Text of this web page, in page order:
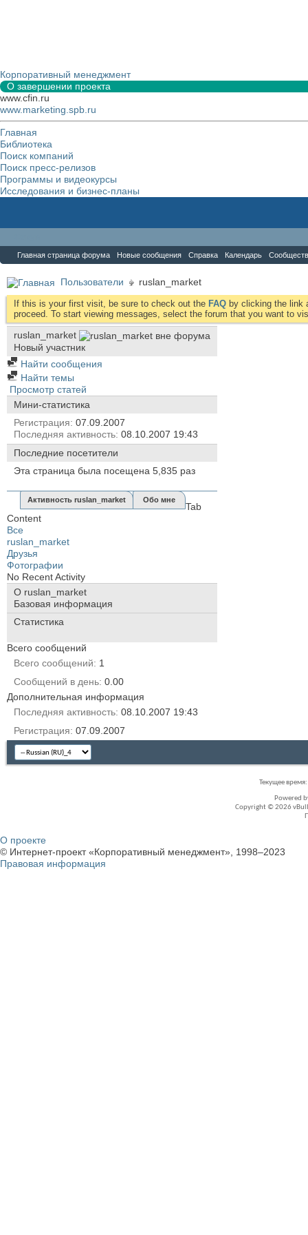
Корпоративный менеджмент
О завершении проекта
www.cfin.ru
www.marketing.spb.ru
Главная
Библиотека
Поиск компаний
Поиск пресс-релизов
Программы и видеокурсы
Исследования и бизнес-планы
Главная страница форума Новые сообщения Справка Календарь
Пользователи ruslan_market
If this is your first visit, be sure to check out the FAQ by clicking the link
proceed. To start viewing messages, select the forum that you want to
ruslan_market
Новый участник
Найти сообщения
Найти темы
Просмотр статей
Мини-статистика
Регистрация 07.09.2007
Последняя активность 08.10.2007 19:43
Последние посетители
Эта страница была посещена 5,835 раз
Активность ruslan_market Обо мне
Tab
Content
Все
ruslan_market
Друзья
Фотографии
No Recent Activity
О ruslan_market
Базовая информация
Статистика
Всего сообщений
Всего сообщений
1
Сообщений в день 0.00
Дополнительная информация
Последняя активность 08.10.2007 19:43
Регистрация 07.09.2007
Текущее время:
Powered
Copyright © 2026
О проекте
© Интернет-проект «Корпоративный менеджмент», 1998–2023
Правовая информация